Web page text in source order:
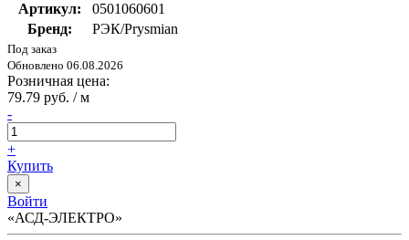
Артикул:
0501060601
Бренд:
РЭК/Prysmian
Под заказ
Обновлено 06.08.2026
Розничная цена:
79.79 руб. / м
-
+
Купить
×
Войти
«АСД-ЭЛЕКТРО»